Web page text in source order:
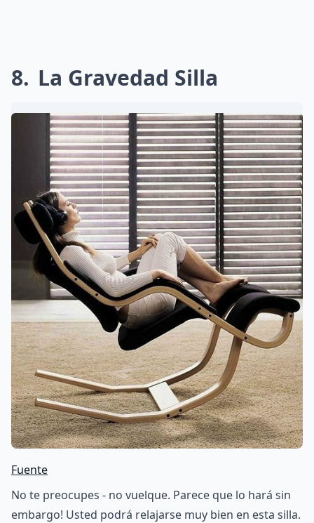
8 La Gravedad Silla
Fuente
No te preocupes - no vuelque. Parece que lo hará sin
embargo! Usted podrá relajarse muy bien en esta silla.